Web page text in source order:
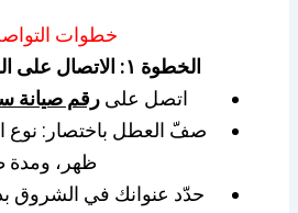
خطوات
الخطوة ١: الاتصال على الرقم المباشر
اتصل علىرقم صيانة
صفّ العطل باختصار: نوع
ظهر، ومدة
حدّد عنوانك في الشروق